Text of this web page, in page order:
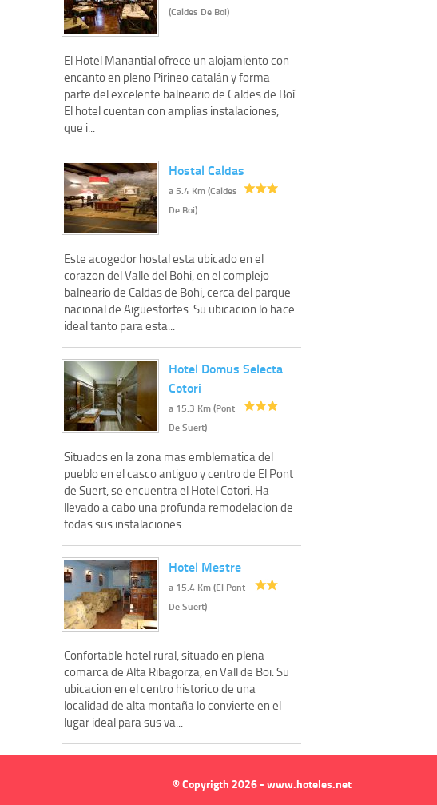
(Caldes De Boi)
El Hotel Manantial ofrece un alojamiento con
encanto en pleno Pirineo catalán y forma
parte del excelente balneario de Caldes de Boí.
El hotel cuentan con amplias instalaciones,
que i...
Hostal Caldas
a 5.4 Km (Caldes
De Boi)
Este acogedor hostal esta ubicado en el
corazon del Valle del Bohi, en el complejo
balneario de Caldas de Bohi, cerca del parque
nacional de Aiguestortes. Su ubicacion lo hace
ideal tanto para esta...
Hotel Domus Selecta
Cotori
a 15.3 Km (Pont
De Suert)
Situados en la zona mas emblematica del
pueblo en el casco antiguo y centro de El Pont
de Suert, se encuentra el Hotel Cotori. Ha
llevado a cabo una profunda remodelacion de
todas sus instalaciones...
Hotel Mestre
a 15.4 Km (El Pont
De Suert)
Confortable hotel rural, situado en plena
comarca de Alta Ribagorza, en Vall de Boi. Su
ubicacion en el centro historico de una
localidad de alta montaña lo convierte en el
lugar ideal para sus va...
© Copyrigth 2026 - www.hoteles.net